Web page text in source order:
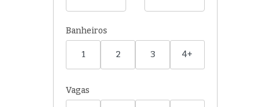
Banheiros
1 2 3 4+
Vagas